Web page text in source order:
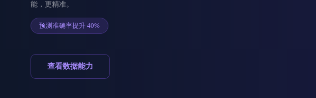
能，更精准。
预测准确率提升 40%
查看数据能力